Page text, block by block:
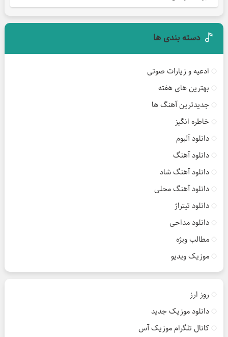
دسته بندی ها
ادعیه و زیارات صوتی
بهترین های هفته
جدیدترین آهنگ ها
خاطره انگیز
دانلود آلبوم
دانلود آهنگ
دانلود آهنگ شاد
دانلود آهنگ محلی
دانلود تیتراژ
دانلود مداحی
مطالب ویژه
موزیک ویدیو
روز ارز
دانلود موزیک جدید
کانال تلگرام موزیک آس